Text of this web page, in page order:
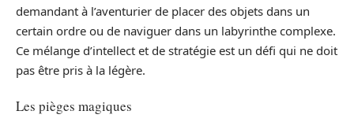
demandant à l’aventurier de placer des objets dans un
certain ordre ou de naviguer dans un labyrinthe complexe.
Ce mélange d’intellect et de stratégie est un défi qui ne doit
pas être pris à la légère.
Les pièges magiques